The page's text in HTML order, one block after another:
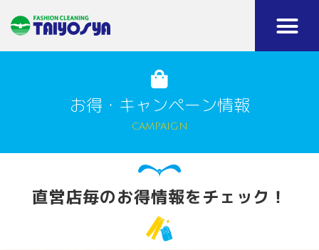
お得・キャンペーン情報​
CAMPAIGN​
直営店毎のお得情報をチェック！